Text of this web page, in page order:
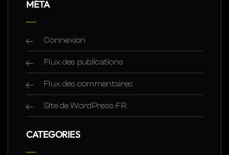
MÉTA
Connexion
Flux des publications
Flux des commentaires
Site de WordPress-FR
CATEGORIES